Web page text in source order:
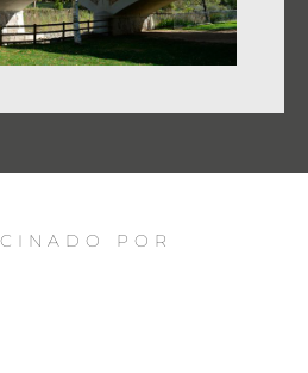
POR